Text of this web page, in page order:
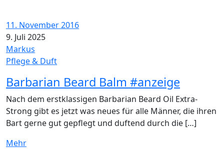
11. November 2016
9. Juli 2025
Markus
Pflege & Duft
Barbarian Beard Balm #anzeige
Nach dem erstklassigen Barbarian Beard Oil Extra-
Strong gibt es jetzt was neues für alle Männer, die ihren
Bart gerne gut gepflegt und duftend durch die […]
Mehr